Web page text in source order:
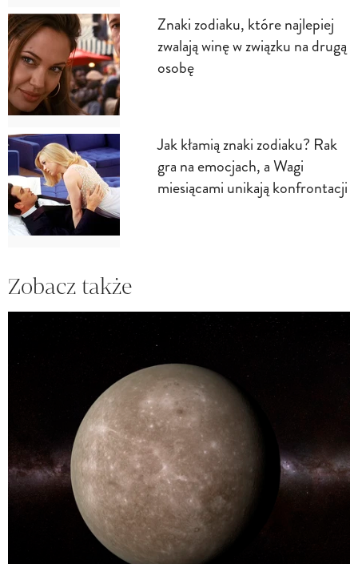
Znaki zodiaku, które najlepiej
zwalają winę w związku na drugą
osobę
Jak kłamią znaki zodiaku? Rak
gra na emocjach, a Wagi
miesiącami unikają konfrontacji
Zobacz także